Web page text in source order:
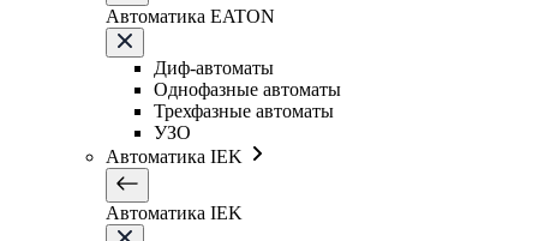
Автоматика EATON
Диф-автоматы
Однофазные автоматы
Трехфазные автоматы
УЗО
Автоматика IEK
Автоматика IEK